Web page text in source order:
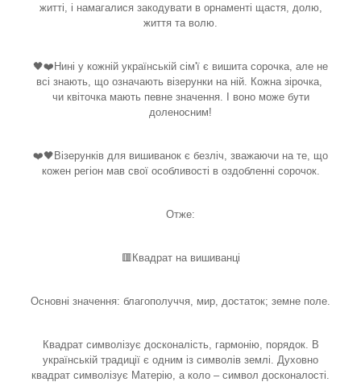
житті, і намагалися закодувати в орнаменті щастя, долю,
життя та волю.
🖤❤️Нині у кожній українській сім'ї є вишита сорочка, але не
всі знають, що означають візерунки на ній. Кожна зірочка,
чи квіточка мають певне значення. І воно може бути
доленосним!
❤️🖤Візерунків для вишиванок є безліч, зважаючи на те, що
кожен регіон мав свої особливості в оздобленні сорочок.
Отже:
🟥Квадрат на вишиванці
Основні значення: благополуччя, мир, достаток; земне поле.
Квадрат символізує досконалість, гармонію, порядок. В
українській традиції є одним із символів землі. Духовно
квадрат символізує Матерію, а коло – символ досконалості.